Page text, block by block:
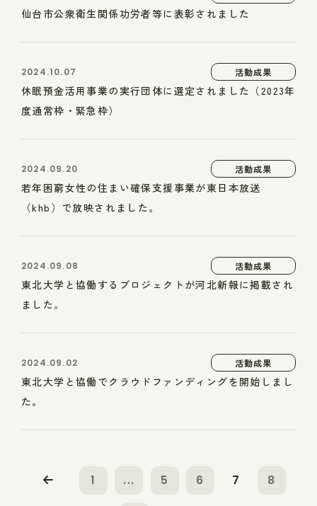
仙台市公衆衛生関係功労者等に表彰されました
2024.10.07 活動成果
休眠預金活用事業の実行団体に選定されました（2023年
度通常枠・緊急枠）
2024.09.20 活動成果
若年困窮女性の住まい確保支援事業が東日本放送
（khb）で放映されました。
2024.09.08 活動成果
東北大学と協働するプロジェクトが河北新報に掲載され
ました。
2024.09.02 活動成果
東北大学と協働でクラウドファンディングを開始しまし
た。
1 ... 5 6 7 8